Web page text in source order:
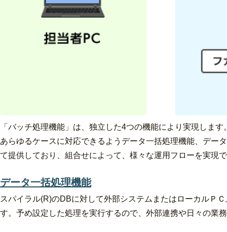
「バッチ処理機能」は、独立した4つの機能により実現します
あらゆるケースに対応できるようデータ一括処理機能、デー
て提供しており、組合せによって、様々な運用フローを実現
データ一括処理機能
スパイラル(R)のDBに対して外部システムまたはローカルＰ
す。予め設定した処理を実行するので、外部連携や日々の業